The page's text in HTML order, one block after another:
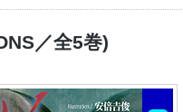
／全5巻)